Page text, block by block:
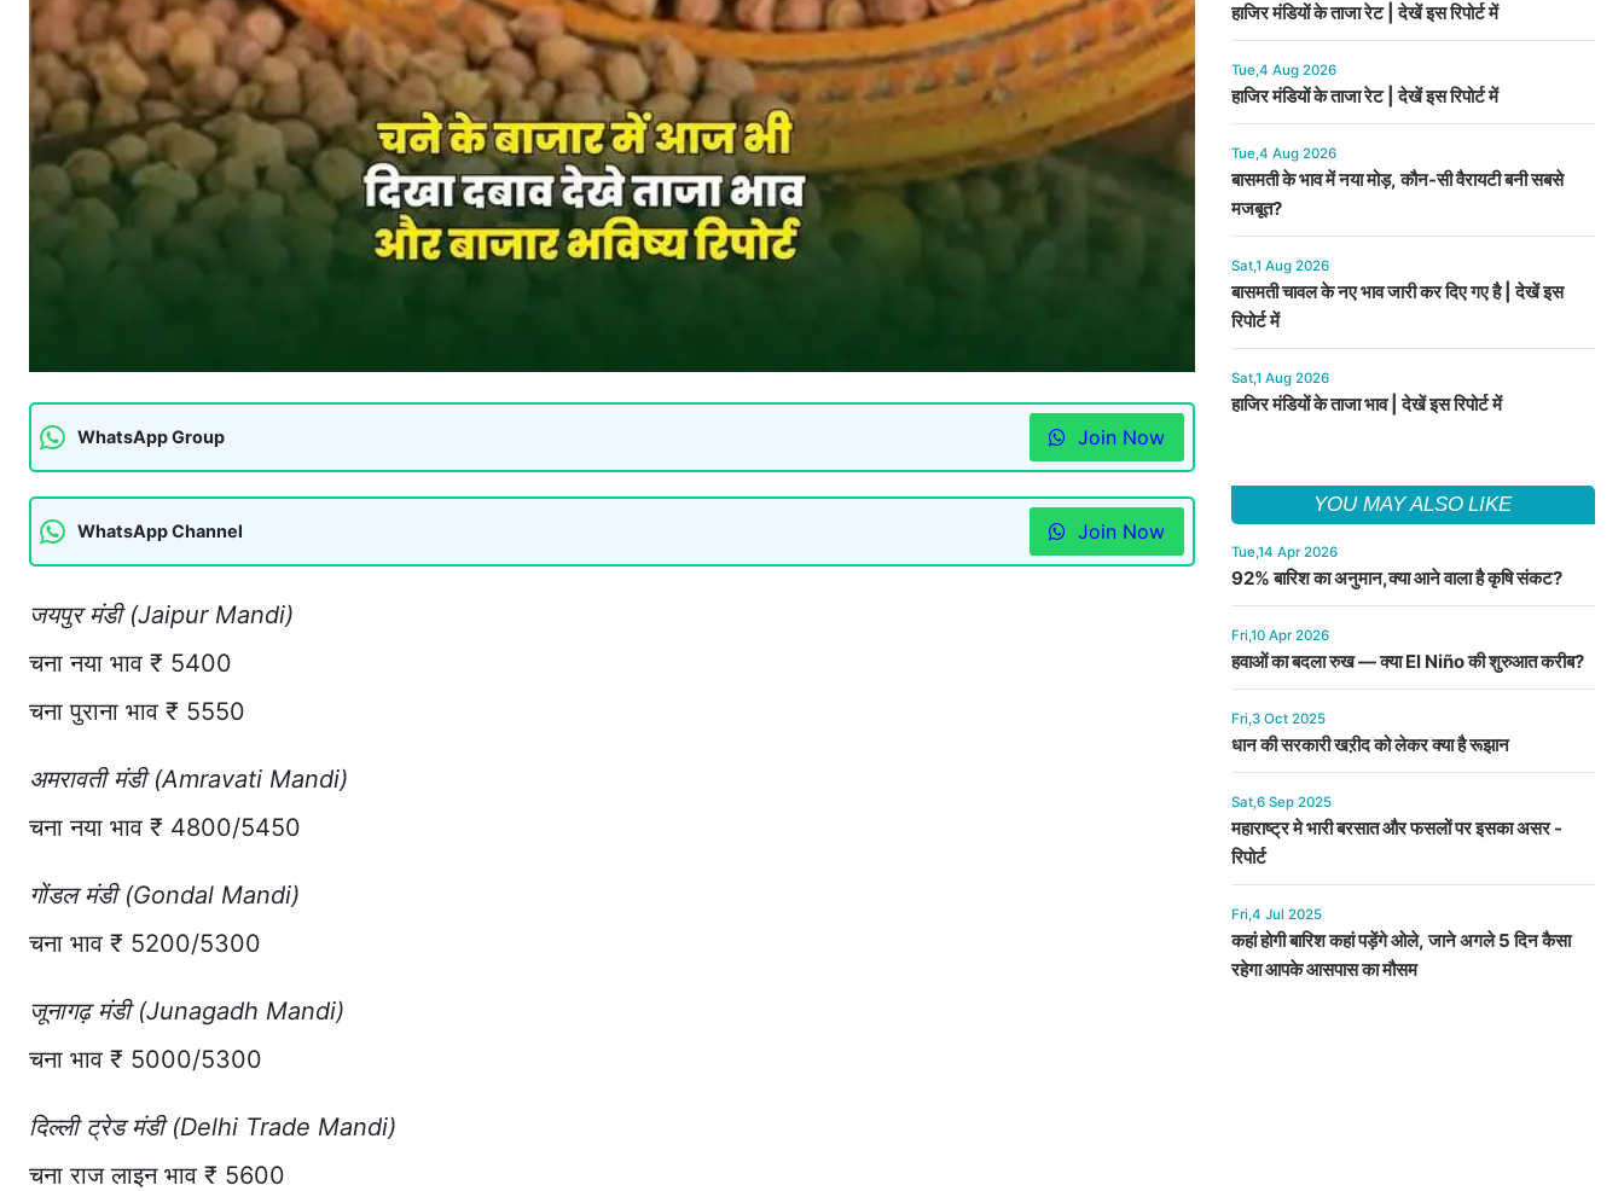
WhatsApp Group Join Now
WhatsApp Channel Join Now
जयपुर मंडी (Jaipur Mandi)
चना नया भाव ₹ 5400
चना पुराना भाव ₹ 5550
अमरावती मंडी (Amravati Mandi)
चना नया भाव ₹ 4800/5450
गोंडल मंडी (Gondal Mandi)
चना भाव ₹ 5200/5300
जूनागढ़ मंडी (Junagadh Mandi)
चना भाव ₹ 5000/5300
दिल्ली ट्रेड मंडी (Delhi Trade Mandi)
चना राज लाइन भाव ₹ 5600
हाजिर मंडियों के ताजा रेट | देखें इस रिपोर्ट में
Tue,4 Aug 2026
हाजिर मंडियों के ताजा रेट | देखें इस रिपोर्ट में
Tue,4 Aug 2026
बासमती के भाव में नया मोड़, कौन-सी वैरायटी बनी सबसे
मजबूत?
Sat,1 Aug 2026
बासमती चावल के नए भाव जारी कर दिए गए है | देखें इस
रिपोर्ट में
Sat,1 Aug 2026
हाजिर मंडियों के ताजा भाव | देखें इस रिपोर्ट में
YOU MAY ALSO LIKE
Tue,14 Apr 2026
92% बारिश का अनुमान,क्या आने वाला है कृषि संकट?
Fri,10 Apr 2026
हवाओं का बदला रुख — क्या El Niño की शुरुआत करीब?
Fri,3 Oct 2025
धान की सरकारी खऱीद को लेकर क्या है रूझान
Sat,6 Sep 2025
महाराष्ट्र मे भारी बरसात और फसलों पर इसका असर -
रिपोर्ट
Fri,4 Jul 2025
कहां होगी बारिश कहां पड़ेंगे ओले, जाने अगले 5 दिन कैसा
रहेगा आपके आसपास का मौसम